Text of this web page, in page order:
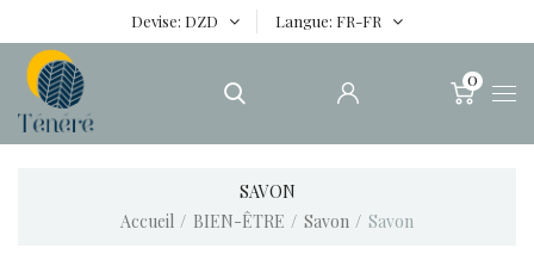
Devise DZD Langue FR-FR
0
SAVON
Accueil
BIEN-ÊTRE Savon Savon